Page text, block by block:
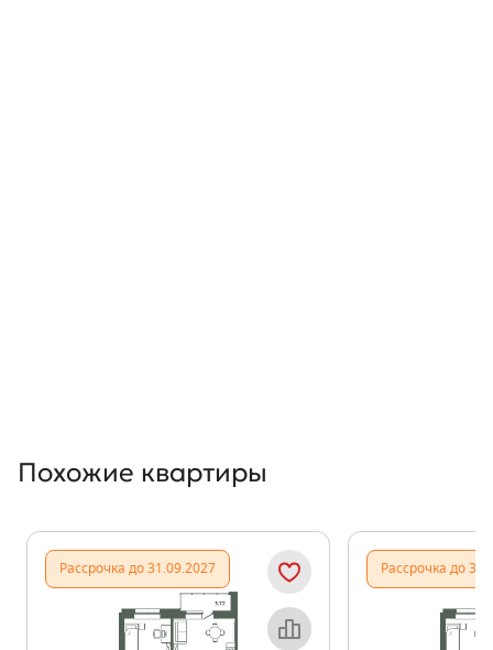
Похожие квартиры
Рассрочка до 31.09.2027 Рассрочка до